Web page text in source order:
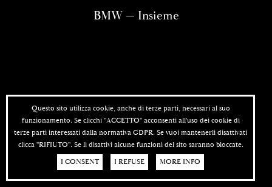
BMW — Insieme
Questo sito utilizza cookie, anche di terze parti, necessari al suo
funzionamento. Se clicchi "ACCETTO" acconsenti all'uso dei cookie di
terze parti interessati dalla normativa GDPR. Se vuoi mantenerli disattivati
clicca "RIFIUTO". Se li disattivi alcune funzioni del sito saranno bloccate.
I CONSENT
I REFUSE MORE INFO